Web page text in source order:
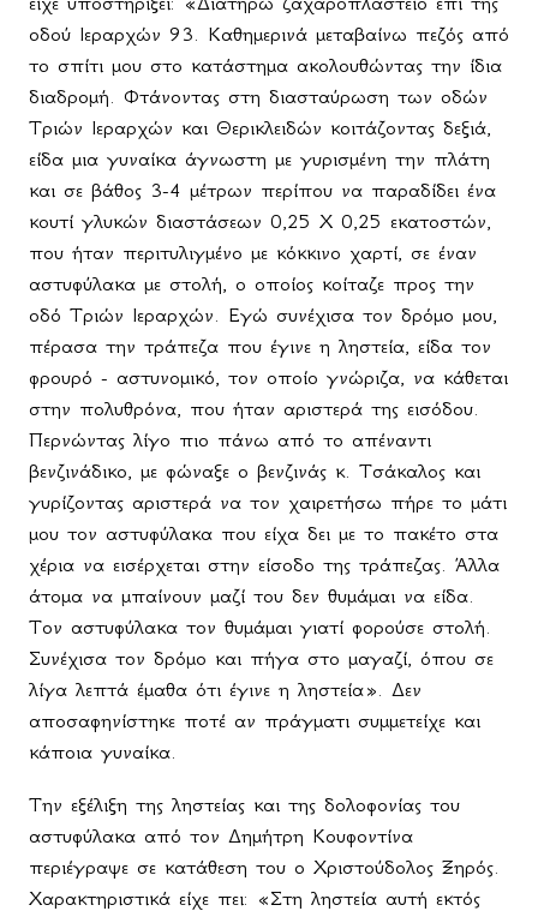
οδού Ιεραρχών 93. Καθημερινά μεταβαίνω πεζός από
το σπίτι μου στο κατάστημα ακολουθώντας την ίδια
διαδρομή. Φτάνοντας στη διασταύρωση των οδών
Τριών Ιεραρχών και Θερικλειδών κοιτάζοντας δεξιά,
είδα μια γυναίκα άγνωστη με γυρισμένη την πλάτη
και σε βάθος 3-4 μέτρων περίπου να παραδίδει ένα
κουτί γλυκών διαστάσεων 0,25 Χ 0,25 εκατοστών
που ήταν περιτυλιγμένο με κόκκινο χαρτί, σε έναν
αστυφύλακα με στολή, ο οποίος κοίταζε προς την
οδό Τριών Ιεραρχών. Εγώ συνέχισα τον δρόμο μου,
πέρασα την τράπεζα που έγινε η ληστεία, είδα τον
φρουρό - αστυνομικό, τον οποίο γνώριζα, να κάθεται
στην πολυθρόνα, που ήταν αριστερά της εισόδου.
Περνώντας λίγο πιο πάνω από το απέναντι
βενζινάδικο, με φώναξε ο βενζινάς κ. Τσάκαλος και
γυρίζοντας αριστερά να τον χαιρετήσω πήρε το μάτι
μου τον αστυφύλακα που είχα δει με το πακέτο στα
χέρια να εισέρχεται στην είσοδο της τράπεζας. Άλλα
άτομα να μπαίνουν μαζί του δεν θυμάμαι να είδα.
Τον αστυφύλακα τον θυμάμαι γιατί φορούσε στολή.
Συνέχισα τον δρόμο και πήγα στο μαγαζί, όπου σε
λίγα λεπτά έμαθα ότι έγινε η ληστεία». Δεν
αποσαφηνίστηκε ποτέ αν πράγματι συμμετείχε και
κάποια γυναίκα.
Την εξέλιξη της ληστείας και της δολοφονίας του
αστυφύλακα από τον Δημήτρη Κουφοντίνα
περιέγραψε σε κατάθεση του ο Χριστούδολος Ξηρός.
Χαρακτηριστικά είχε πει: «Στη ληστεία αυτή εκτός